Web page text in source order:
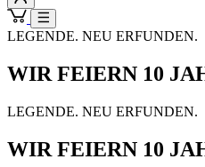
LEGENDE. NEU ERFUNDEN.
WIR FEIERN 10
LEGENDE. NEU ERFUNDEN.
WIR FEIERN 10